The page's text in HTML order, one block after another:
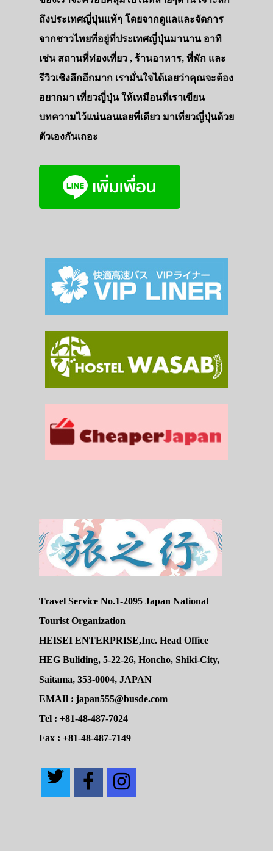
ถึงประเทศญี่ปุ่นแท้ๆ โดยจากดูแลและจัดการ
จากชาวไทยที่อยู่ที่ประเทศญี่ปุ่นมานาน อาทิ
เช่น สถานที่ท่องเที่ยว , ร้านอาหาร, ที่พัก และ
รีวิวเชิงลึกอีกมาก เรามั่นใจได้เลยว่าคุณจะต้อง
อยากมา เที่ยวญี่ปุ่น ให้เหมือนที่เราเขียน
บทความไว้แน่นอนเลยที่เดียว มาเที่ยวญี่ปุ่นด้วย
ตัวเองกันเถอะ
Travel Service No.1-2095 Japan National
Tourist Organization
HEISEI ENTERPRISE,Inc. Head Office
HEG Buliding, 5-22-26, Honcho, Shiki-City,
Saitama, 353-0004, JAPAN
EMAIl : japan555@busde.com
Tel : +81-48-487-7024
Fax : +81-48-487-7149